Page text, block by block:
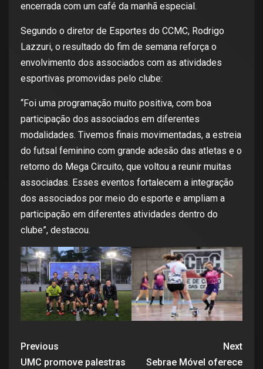
encerrada com um café da manhã especial.
Segundo o diretor de Esportes do CCMC, Rodrigo
Lazzuri, o resultado do fim de semana reforça o
envolvimento dos associados com as atividades
esportivas promovidas pelo clube:
“Foi uma programação muito positiva, com boa
participação dos associados em diferentes
modalidades. Tivemos finais movimentadas, a estreia
do futsal feminino com grande adesão das atletas e o
retorno do Mega Circuito, que voltou a reunir muitas
associadas. Esses eventos fortalecem a integração
dos associados por meio do esporte e ampliam a
participação em diferentes atividades dentro do
clube”, destacou.
Previous
UMC promove palestras
Next
Sebrae Móvel oferece